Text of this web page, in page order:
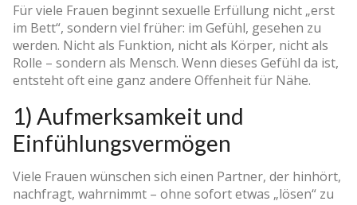
Für viele Frauen beginnt sexuelle Erfüllung nicht „erst
im Bett“, sondern viel früher: im Gefühl, gesehen zu
werden. Nicht als Funktion, nicht als Körper, nicht als
Rolle – sondern als Mensch. Wenn dieses Gefühl da ist,
entsteht oft eine ganz andere Offenheit für Nähe.
1) Aufmerksamkeit und
Einfühlungsvermögen
Viele Frauen wünschen sich einen Partner, der hinhört,
nachfragt, wahrnimmt – ohne sofort etwas „lösen“ zu